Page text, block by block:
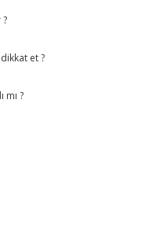
et ?
mı ?